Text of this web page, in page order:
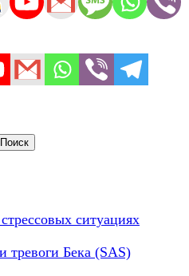
Поиск
ситуациях
тревоги Бека (SAS)